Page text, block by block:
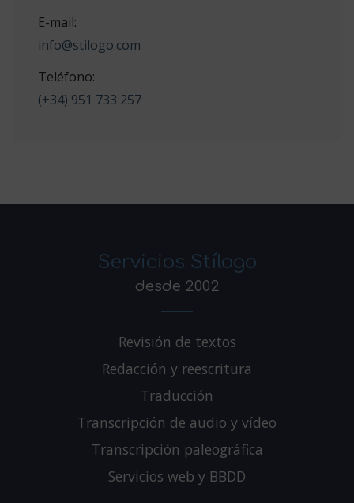
E-mail:
info@stilogo.com
Teléfono:
(+34) 951 733 257
Servicios Stílogo
desde 2002
Revisión de textos
Redacción y reescritura
Traducción
Transcripción de audio y vídeo
Transcripción paleográfica
Servicios web y BBDD